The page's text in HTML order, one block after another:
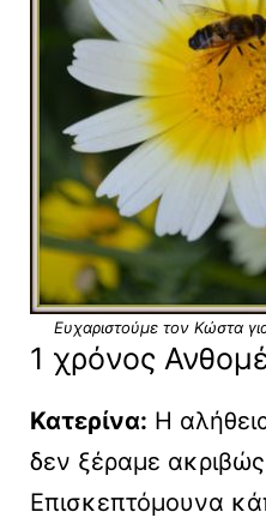
Ευχαριστούμε τον Κώστα
1 χρόνος
Κατερίνα: Η
δεν ξέραμε ακριβώς
Επισκεπτόμουνα